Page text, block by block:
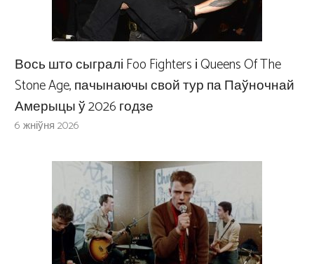
Вось што сыгралі Foo Fighters і Queens Of The
Stone Age, пачынаючы свой тур па Паўночнай
Амерыцы ў 2026 годзе
6 жніўня 2026